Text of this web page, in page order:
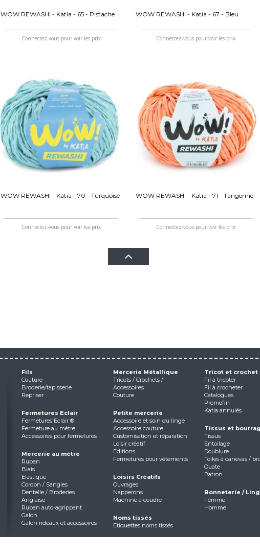
WOW REWASHI - Katia - 65 - Pistache
Connectez-vous pour voir les prix
WOW REWASHI - Katia - 67 - Bleu
Connectez-vous pour voir les prix
WOW REWASHI - Katia - 70 - Turquoise
Connectez-vous pour voir les prix
WOW REWASHI - Katia - 71 - Tangerine
Connectez-vous pour voir les prix
Fils
Couture
Broderie/tapisserie
Repriser
Fermetures Eclair
Fermetures Eclair ®
Fermeture au mètre
Accessoires pour fermetures
Mercerie au mètre
Ruban
Biais
Elastique
Cordon / Sangles
Dentelle / Broderies
Anglaise
Ruban auto-agrippant
Galon
Galon rideaux et accessoires
Mercerie Métallique
Tricots / Crochets /
Accessoires
Couture
Petite mercerie
Accessoire et soin du linge
Accessoire couture
Customisation et réparation
Loisir créatif
Editions
Fermetures pour vêtements
Loisirs Créatifs
Ouvrages
Napperons
Machine à coudre
Noms tissés
Etiquettes noms tissés
Tricot et crochet
Fil à tricoter
Fil à crocheter
Catalogues
Promofin
Katia annulés
Tissus et
Tissus
Entoilage
Doublure
Toiles à canevas /
Ouate
Patron
Bonneterie /
Femme
Homme